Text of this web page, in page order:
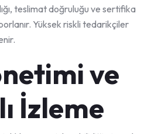
teslimat doğruluğu ve sertifika
Yüksek riskli tedarikçiler
ve
İzleme